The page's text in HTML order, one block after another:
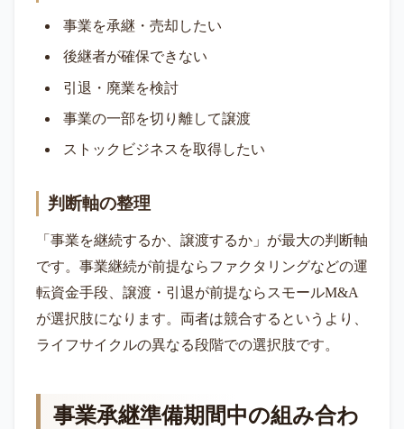
事業を承継・売却したい
後継者が確保できない
引退・廃業を検討
事業の一部を切り離して譲渡
ストックビジネスを取得したい
判断軸の整理
「事業を継続するか、譲渡するか」が最大の判断軸
です。事業継続が前提ならファクタリングなどの運
転資金手段、譲渡・引退が前提ならスモールM&A
が選択肢になります。両者は競合するというより、
ライフサイクルの異なる段階での選択肢です。
事業承継準備期間中の組み合わ